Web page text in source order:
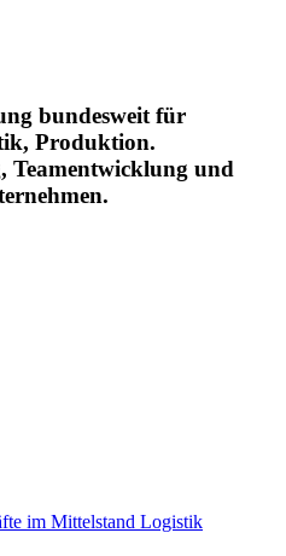
bundesweit für
Produktion.
Teamentwicklung und
im Mittelstand Logistik